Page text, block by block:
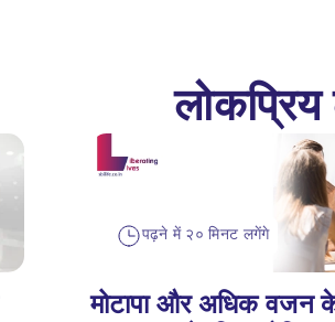
पढ़ने में २० मिनट लगेंगे
मोटापा और अधिक वजन